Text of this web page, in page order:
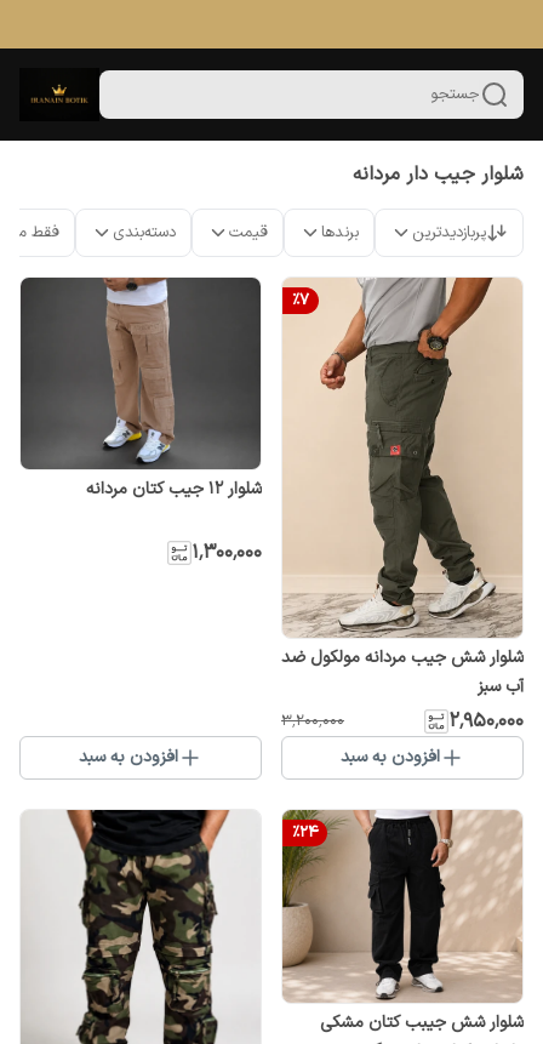
جستجو
شلوار جیب دار مردانه
پربازدیدترین برندها قیمت دسته‌بندی فقط
%7
شلوار شش جیب مردانه مولکول ضد
آب سبز
۲٬۹۵۰٬۰۰۰ ۳٬۲۰۰٬۰۰۰
افزودن به سبد
شلوار 12 جیب کتان مردانه
۱٬۳۰۰٬۰۰۰
افزودن به سبد
%24
شلوار شش جیبب کتان مشکی